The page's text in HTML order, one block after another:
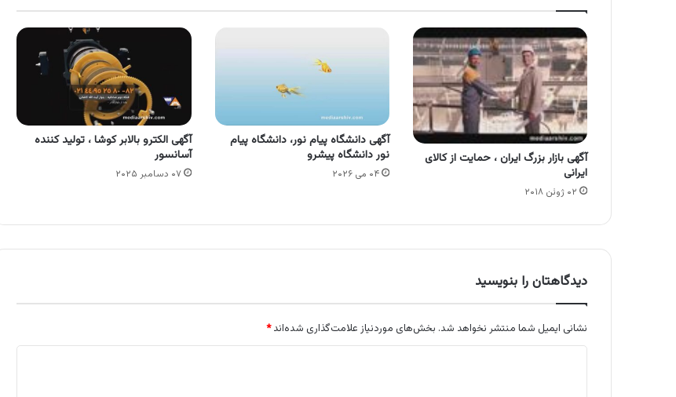
آگهی بازار بزرگ ایران ، حمایت از کالای
ایرانی
۰۲ ژوئن ۲۰۱۸
آگهی دانشگاه پیام نور، دانشگاه پیام
نور دانشگاه پیشرو
۰۴ می ۲۰۲۶
آگهی الکترو بالابر کوشا ، تولید کننده
آسانسور
۰۷ دسامبر ۲۰۲۵
دیدگاهتان را بنویسید
نشانی ایمیل شما منتشر نخواهد شد. بخش‌های موردنیاز علامت‌گذاری شده‌اند*